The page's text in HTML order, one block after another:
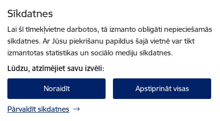
Sīkdatnes
Lai šī tīmekļvietne darbotos, tā izmanto obligāti nepieciešamās
sīkdatnes. Ar Jūsu piekrišanu papildus šajā vietnē var tikt
izmantotas statistikas un sociālo mediju sīkdatnes.
Lūdzu, atzīmējiet savu izvēli:
Noraidīt Apstiprināt visas
Pārvaldīt sīkdatnes